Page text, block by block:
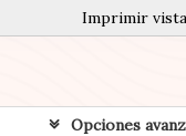
Imprimir
Opciones